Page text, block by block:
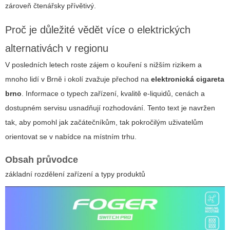
zároveň čtenářsky přívětivý.
Proč je důležité vědět více o elektrických
alternativách v regionu
V posledních letech roste zájem o kouření s nižším rizikem a
mnoho lidí v Brně i okolí zvažuje přechod na elektronická cigareta
brno. Informace o typech zařízení, kvalitě e-liquidů, cenách a
dostupném servisu usnadňují rozhodování. Tento text je navržen
tak, aby pomohl jak začátečníkům, tak pokročilým uživatelům
orientovat se v nabídce na místním trhu.
Obsah průvodce
základní rozdělení zařízení a typy produktů